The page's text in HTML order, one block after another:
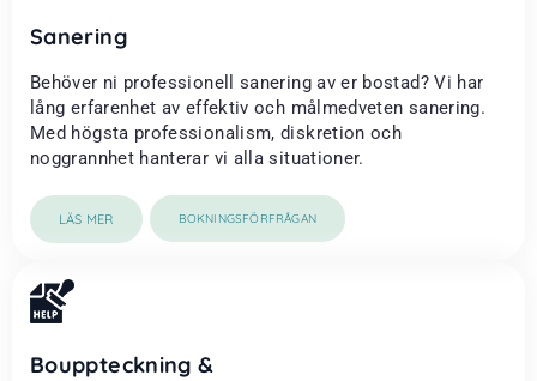
Sanering
Behöver ni professionell sanering av er bostad? Vi har
lång erfarenhet av effektiv och målmedveten sanering.
Med högsta professionalism, diskretion och
noggrannhet hanterar vi alla situationer.
LÄS MER BOKNINGSFÖRFRÅGAN
Bouppteckning &